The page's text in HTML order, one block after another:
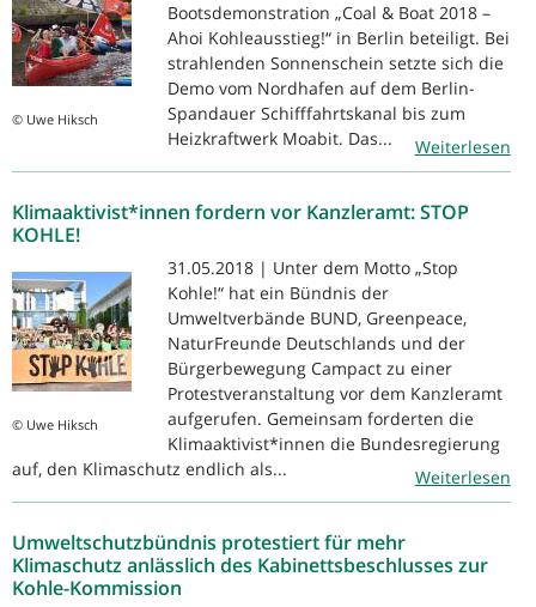
© Uwe Hiksch
Bootsdemonstration „Coal & Boat 2018 –
Ahoi Kohleausstieg!“ in Berlin beteiligt. Bei
strahlenden Sonnenschein setzte sich die
Demo vom Nordhafen auf dem Berlin-
Spandauer Schifffahrtskanal bis zum
Heizkraftwerk Moabit. Das...
Weiterlesen
Klimaaktivist*innen fordern vor Kanzleramt: STOP
KOHLE!
© Uwe Hiksch
31.05.2018 | Unter dem Motto „Stop
Kohle!“ hat ein Bündnis der
Umweltverbände BUND, Greenpeace,
NaturFreunde Deutschlands und der
Bürgerbewegung Campact zu einer
Protestveranstaltung vor dem Kanzleramt
aufgerufen. Gemeinsam forderten die
Klimaaktivist*innen die Bundesregierung
auf, den Klimaschutz endlich als...
Weiterlesen
Umweltschutzbündnis protestiert für mehr
Klimaschutz anlässlich des Kabinettsbeschlusses zur
Kohle-Kommission